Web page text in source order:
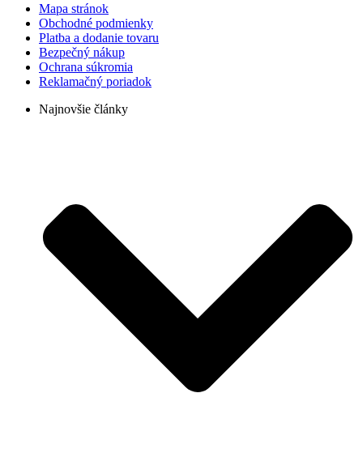
Mapa stránok
Obchodné podmienky
Platba a dodanie tovaru
Bezpečný nákup
Ochrana súkromia
Reklamačný poriadok
Najnovšie články